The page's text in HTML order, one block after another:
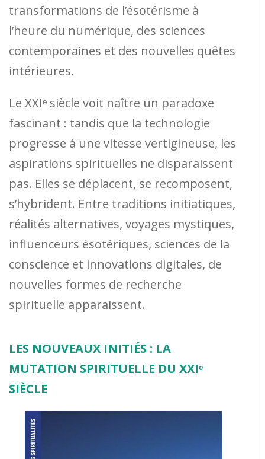
transformations de l’ésotérisme à
l’heure du numérique, des sciences
contemporaines et des nouvelles quêtes
intérieures.
Le XXIᵉ siècle voit naître un paradoxe
fascinant : tandis que la technologie
progresse à une vitesse vertigineuse, les
aspirations spirituelles ne disparaissent
pas. Elles se déplacent, se recomposent,
s’hybrident. Entre traditions initiatiques,
réalités alternatives, voyages mystiques,
influenceurs ésotériques, sciences de la
conscience et innovations digitales, de
nouvelles formes de recherche
spirituelle apparaissent.
LES NOUVEAUX INITIÉS : LA
MUTATION SPIRITUELLE DU XXIᵉ
SIÈCLE